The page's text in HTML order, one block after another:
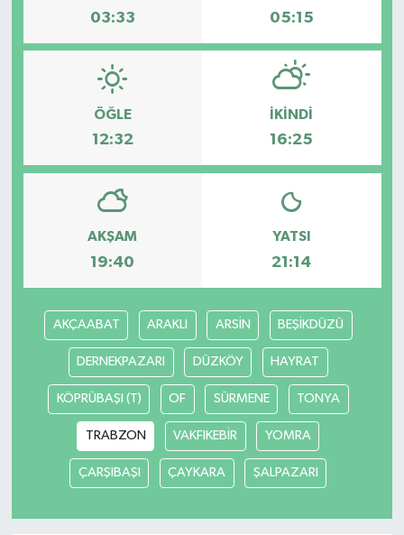
03:33 05:15
ÖĞLE
12:32
İKINDI
16:25
AKŞAM
19:40
YATSI
21:14
AKÇAABAT ARAKLI ARSİN BEŞİKDÜZÜ
DERNEKPAZARI DÜZKÖY HAYRAT
KÖPRÜBAŞI (T) OF SÜRMENE TONYA
TRABZON VAKFIKEBİR YOMRA
ÇARŞIBAŞI ÇAYKARA ŞALPAZARI